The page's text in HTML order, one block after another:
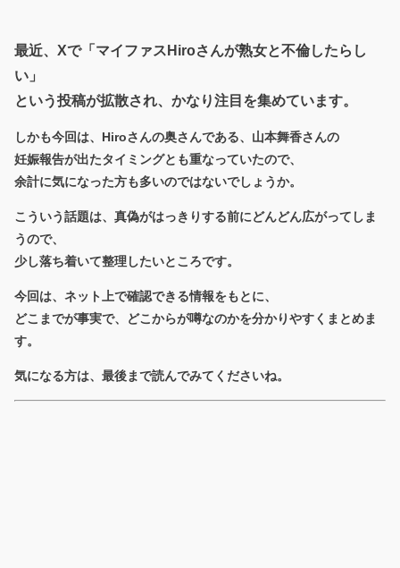
最近、Xで「マイファスHiroさんが熟女と不倫したらし
い」
という投稿が拡散され、かなり注目を集めています。
しかも今回は、Hiroさんの奥さんである、山本舞香さんの
妊娠報告が出たタイミングとも重なっていたので、
余計に気になった方も多いのではないでしょうか。
こういう話題は、真偽がはっきりする前にどんどん広がってしま
うので、
少し落ち着いて整理したいところです。
今回は、ネット上で確認できる情報をもとに、
どこまでが事実で、どこからが噂なのかを分かりやすくまとめま
す。
気になる方は、最後まで読んでみてくださいね。